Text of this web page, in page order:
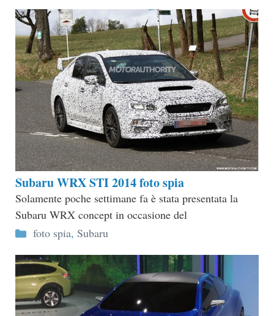
Subaru WRX STI 2014 foto spia
Solamente poche settimane fa è stata presentata la
Subaru WRX concept in occasione del
Categorie
foto spia, Subaru